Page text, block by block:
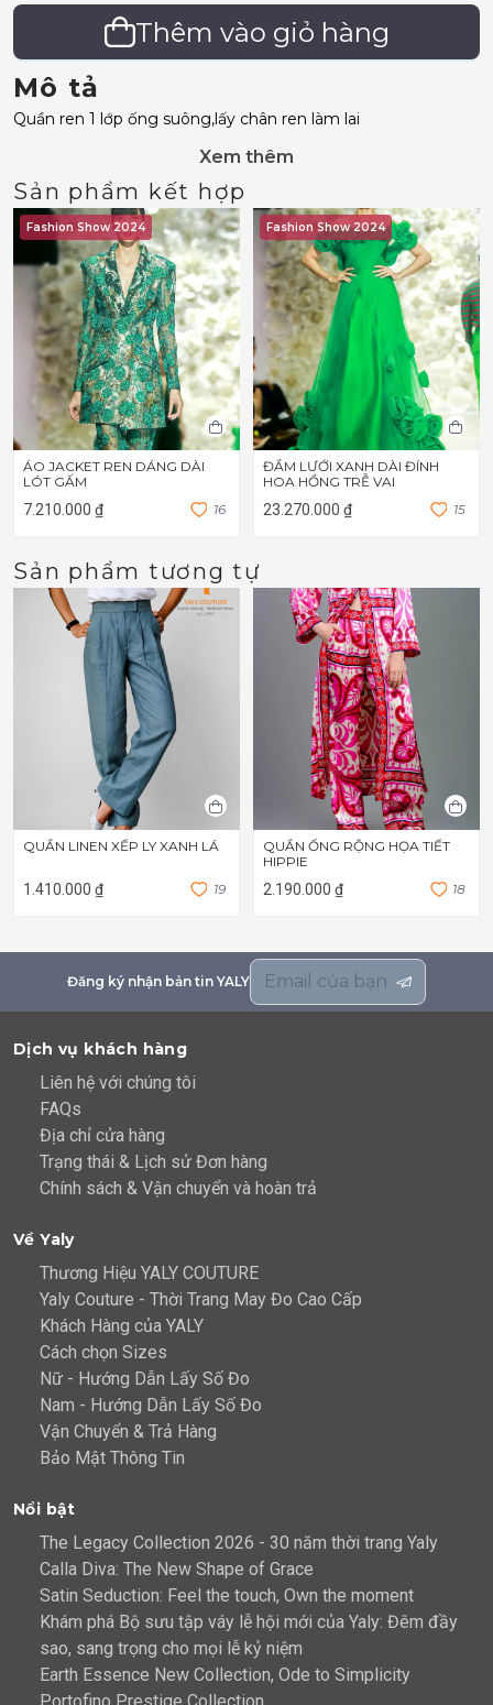
Thêm vào giỏ hàng
Mô tả
Quần ren 1 lớp ống suông,lấy chân ren làm lai
Xem thêm
Sản phẩm kết hợp
Fashion Show 2024
ÁO JACKET REN DÁNG DÀI
LÓT GẤM
7.210.000 ₫ 16
Fashion Show 2024
ĐẦM LƯỚI XANH DÀI ĐÍNH
HOA HỒNG TRỄ VAI
23.270.000 ₫ 15
Sản phẩm tương tự
QUẦN LINEN XẾP LY XANH LÁ
1.410.000 ₫ 19
QUẦN ỐNG RỘNG HỌA TIẾT
HIPPIE
2.190.000 ₫ 18
Đăng ký nhận bản tin YALY
Dịch vụ khách hàng
Liên hệ với chúng tôi
FAQs
Địa chỉ cửa hàng
Trạng thái & Lịch sử Đơn hàng
Chính sách & Vận chuyển và hoàn trả
Về Yaly
Thương Hiệu YALY COUTURE
Yaly Couture - Thời Trang May Đo Cao Cấp
Khách Hàng của YALY
Cách chọn Sizes
Nữ - Hướng Dẫn Lấy Số Đo
Nam - Hướng Dẫn Lấy Số Đo
Vận Chuyển & Trả Hàng
Bảo Mật Thông Tin
Nổi bật
The Legacy Collection 2026 - 30 năm thời trang Yaly
Calla Diva: The New Shape of Grace
Satin Seduction: Feel the touch, Own the moment
Khám phá Bộ sưu tập váy lễ hội mới của Yaly: Đêm đầy
sao, sang trọng cho mọi lễ kỷ niệm
Earth Essence New Collection, Ode to Simplicity